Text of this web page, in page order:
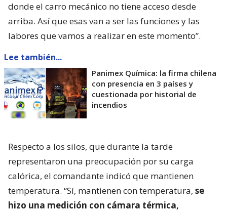
donde el carro mecánico no tiene acceso desde
arriba. Así que esas van a ser las funciones y las
labores que vamos a realizar en este momento”.
Lee también...
Panimex Química: la firma chilena
con presencia en 3 países y
cuestionada por historial de
incendios
Respecto a los silos, que durante la tarde
representaron una preocupación por su carga
calórica, el comandante indicó que mantienen
temperatura. “Sí, mantienen con temperatura, se
hizo una medición con cámara térmica,